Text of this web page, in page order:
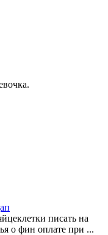
писать на
о фин оплате при ...